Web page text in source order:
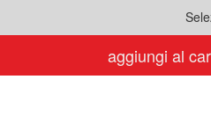
aggiungi al